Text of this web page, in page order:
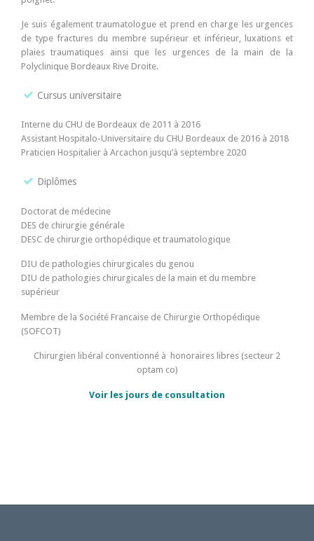
Je suis également traumatologue et prend en charge les urgences
de type fractures du membre supérieur et inférieur, luxations et
plaies traumatiques ainsi que les urgences de la main de la
Polyclinique Bordeaux Rive Droite.
Cursus universitaire
Interne du CHU de Bordeaux de 2011 à 2016
Assistant Hospitalo-Universitaire du CHU Bordeaux de 2016 à 2018
Praticien Hospitalier à Arcachon jusqu’à septembre 2020
Diplômes
Doctorat de médecine
DES de chirurgie générale
DESC de chirurgie orthopédique et traumatologique
DIU de pathologies chirurgicales du genou
DIU de pathologies chirurgicales de la main et du membre
supérieur
Membre de la Société Francaise de Chirurgie Orthopédique
(SOFCOT)
Chirurgien libéral conventionné à honoraires libres (secteur 2
optam co)
Voir les jours de consultation